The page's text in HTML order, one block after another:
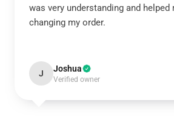
was very understanding and
changing my order.
J Joshua
Verified owner